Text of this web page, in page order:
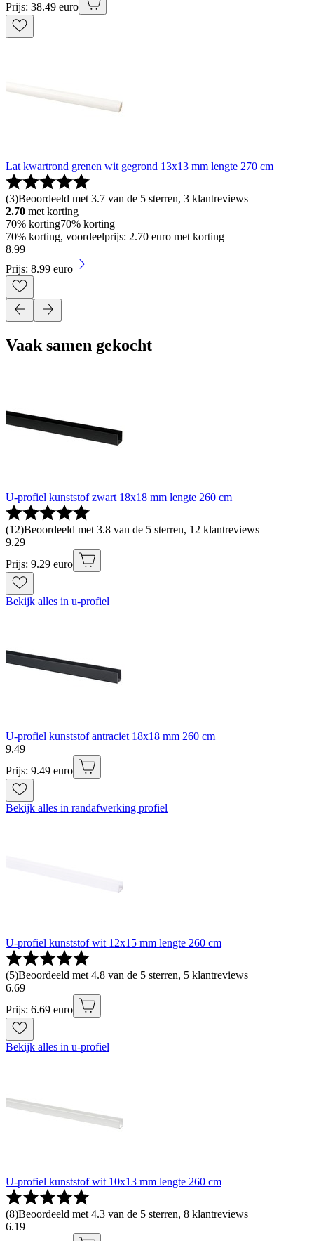
Prijs: 38.49 euro
Lat kwartrond grenen wit gegrond 13x13 mm lengte 270 cm
(3)Beoordeeld met 3.7 van de 5 sterren, 3 klantreviews
2.70 met korting
70% korting70% korting
70% korting, voordeelprijs: 2.70 euro met korting
8.99
Prijs: 8.99 euro
Vaak samen gekocht
U-profiel kunststof zwart 18x18 mm lengte 260 cm
(12)Beoordeeld met 3.8 van de 5 sterren, 12 klantreviews
9.29
Prijs: 9.29 euro
Bekijk alles in u-profiel
U-profiel kunststof antraciet 18x18 mm 260 cm
9.49
Prijs: 9.49 euro
Bekijk alles in randafwerking profiel
U-profiel kunststof wit 12x15 mm lengte 260 cm
(5)Beoordeeld met 4.8 van de 5 sterren, 5 klantreviews
6.69
Prijs: 6.69 euro
Bekijk alles in u-profiel
U-profiel kunststof wit 10x13 mm lengte 260 cm
(8)Beoordeeld met 4.3 van de 5 sterren, 8 klantreviews
6.19